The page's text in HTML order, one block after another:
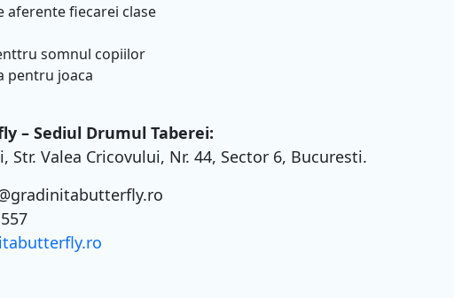
aferente fiecarei clase
somnul copiilor
pentru joaca
– Sediul Drumul Taberei:
Str. Valea Cricovului, Nr. 44, Sector 6, Bucuresti.